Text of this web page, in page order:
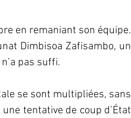
en remaniant son équipe.
Dimbisoa Zafisambo, un
pas suffi.
se sont multipliées, sans
tentative de coup d’État